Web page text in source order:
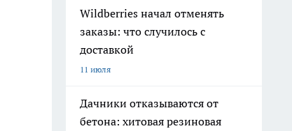
Wildberries начал отменять
заказы: что случилось с
доставкой
11 июля
Дачники отказываются от
бетона: хитовая резиновая